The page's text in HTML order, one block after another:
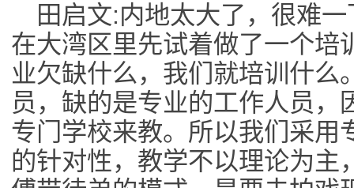
田启文:内地太大了，很难
在大湾区里先试着做了一个培
业欠缺什么，我们就培训什么
员，缺的是专业的工作人员
专门学校来教。所以我们采用
的针对性，教学不以理论为主